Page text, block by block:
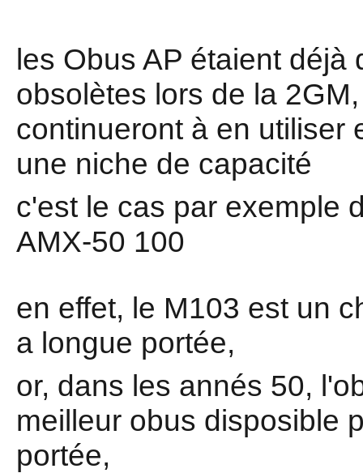
les Obus AP étaient
obsolètes lors de la
continueront à en utiliser
une niche de capacité
c'est le cas par exemple
AMX-50 100
en effet, le M103 est un
a longue portée,
or, dans les annés 50,
meilleur obus disposible
portée,